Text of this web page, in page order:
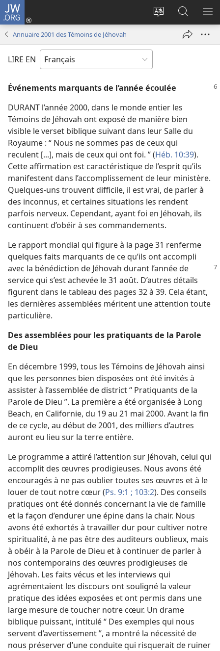
JW.ORG
Changer
langue
Se
connecter
nouvelle
sur
JW.ORG
Annuaire 2001 des Témoins de Jéhovah
LIRE EN
Événements marquants de l’année écoulée
DURANT l’année 2000, dans le monde entier les
Témoins de Jéhovah ont exposé de manière bien
visible le verset biblique suivant dans leur Salle du
Royaume : “ Nous ne sommes pas de ceux qui
reculent [...], mais de ceux qui ont foi. ” (Héb. 10:39).
Cette affirmation est caractéristique de l’esprit qu’ils
manifestent dans l’accomplissement de leur ministère.
Quelques-uns trouvent difficile, il est vrai, de parler à
des inconnus, et certaines situations les rendent
parfois nerveux. Cependant, ayant foi en Jéhovah, ils
continuent d’obéir à ses commandements.
Le rapport mondial qui figure à la page 31 renferme
quelques faits marquants de ce qu’ils ont accompli
avec la bénédiction de Jéhovah durant l’année de
service qui s’est achevée le 31 août. D’autres détails
figurent dans le tableau des pages 32 à 39. Cela étant,
les dernières assemblées méritent une attention toute
particulière.
Des assemblées pour les pratiquants de la Parole
de Dieu
En décembre 1999, tous les Témoins de Jéhovah ainsi
que les personnes bien disposées ont été invités à
assister à l’assemblée de district “ Pratiquants de la
Parole de Dieu ”. La première a été organisée à Long
Beach, en Californie, du 19 au 21 mai 2000. Avant la fin
de ce cycle, au début de 2001, des milliers d’autres
auront eu lieu sur la terre entière.
Le programme a attiré l’attention sur Jéhovah, celui qui
accomplit des œuvres prodigieuses. Nous avons été
encouragés à ne pas oublier toutes ses œuvres et à le
louer de tout notre cœur (Ps. 9:1 ; 103:2). Des conseils
pratiques ont été donnés concernant la vie de famille
et la façon d’endurer une épine dans la chair. Nous
avons été exhortés à travailler dur pour cultiver notre
spiritualité, à ne pas être des auditeurs oublieux, mais
à obéir à la Parole de Dieu et à continuer de parler à
nos contemporains des œuvres prodigieuses de
Jéhovah. Les faits vécus et les interviews qui
agrémentaient les discours ont souligné la valeur
pratique des idées exposées et ont permis dans une
large mesure de toucher notre cœur. Un drame
biblique puissant, intitulé “ Des exemples qui nous
servent d’avertissement ”, a montré la nécessité de
nous préserver d’une conduite qui risquerait de ruiner